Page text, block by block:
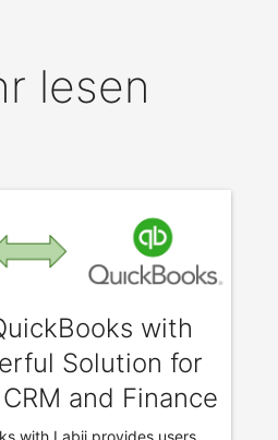
lesen
with
Solution for
and Finance